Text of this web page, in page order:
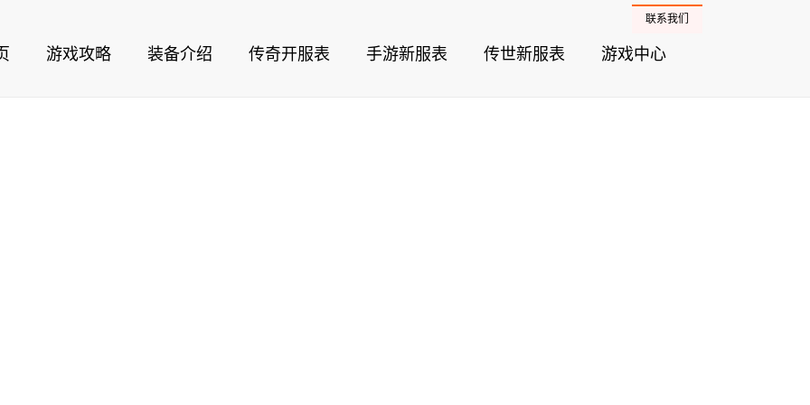
游戏攻略 装备介绍 传奇开服表 手游新服表 传世新服表 游戏中心
联系我们